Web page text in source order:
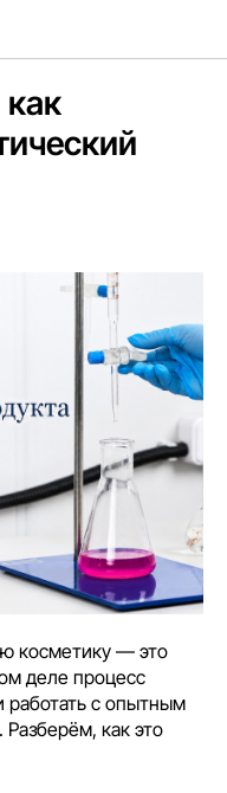
косметику — это
деле процесс
работать с опытным
как это